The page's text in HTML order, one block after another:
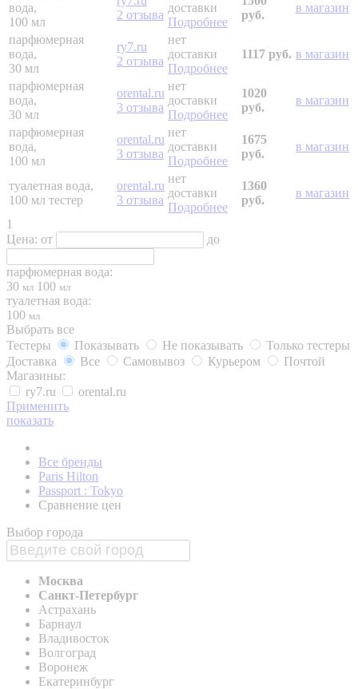
вода,
100 мл
2 отзыва
доставки
Подробнее
руб.
в магазин
парфюмерная
вода,
30 мл
ry7.ru
2 отзыва
нет
доставки
Подробнее
1117 руб. в магазин
парфюмерная
вода,
30 мл
orental.ru
3 отзыва
нет
доставки
Подробнее
1020
руб.
в магазин
парфюмерная
вода,
100 мл
orental.ru
3 отзыва
нет
доставки
Подробнее
1675
руб.
в магазин
туалетная вода,
100 мл тестер
orental.ru
3 отзыва
нет
доставки
Подробнее
1360
руб.
в магазин
1
Цена: от до
парфюмерная вода:
30 мл 100 мл
туалетная вода:
100 мл
Выбрать все
Тестеры
Показывать Не показывать
Только тестеры
Доставка
Все Самовывоз Курьером
Почтой
Магазины:
ry7.ru
orental.ru
Применить
показать
Все бренды
Paris Hilton
Passport : Tokyo
Сравнение цен
Выбор города
Москва
Санкт-Петербург
Астрахань
Барнаул
Владивосток
Волгоград
Воронеж
Екатеринбург